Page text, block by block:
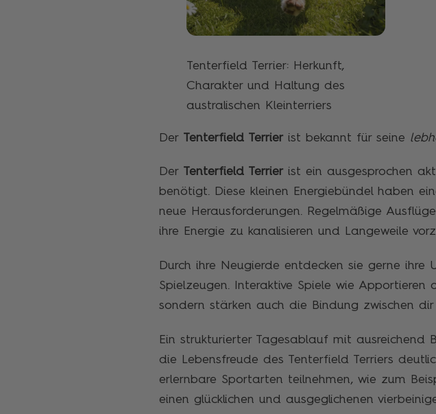
Tenterfield Terrier: Herkunft,
Charakter und Haltung des
australischen Kleinterriers
Der Tenterfield Terrier ist bekannt für seine
Der Tenterfield Terrier ist ein ausgesprochen
benötigt. Diese kleinen Energiebündel haben
neue Herausforderungen. Regelmäßige
ihre Energie zu kanalisieren und Langeweile
Durch ihre Neugierde entdecken sie gerne
Spielzeugen. Interaktive Spiele wie Apportieren
sondern stärken auch die Bindung zwischen
Ein strukturierter Tagesablauf mit ausreichend
die Lebensfreude des Tenterfield Terriers
erlernbare Sportarten teilnehmen, wie zum
einen glücklichen und ausgeglichenen